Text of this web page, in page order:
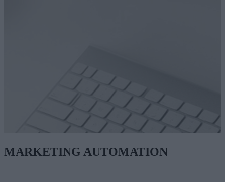
MARKETING AUTOMATION